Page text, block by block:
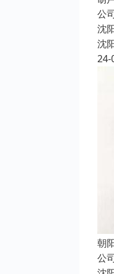
公
沈
沈
24-
朝
公